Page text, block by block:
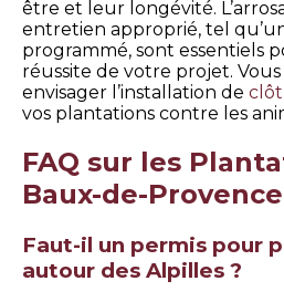
être et leur longévité.
entretien approprié, tel
programmé, sont essentiels
réussite de votre projet.
envisager l’installation de
vos plantations contre les
FAQ sur les
Baux-de-Provence
Faut-il un permis pour
autour des Alpilles ?